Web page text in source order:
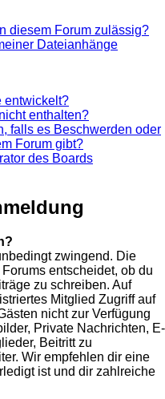
diesem Forum zulässig?
Dateianhänge
entwickelt?
enthalten?
falls es Beschwerden oder
Forum gibt?
des Boards
zwingend. Die
entscheidet, ob du
zu schreiben. Auf
Mitglied Zugriff auf
nicht zur Verfügung
Private Nachrichten, E-
Beitritt zu
Wir empfehlen dir eine
ist und dir zahlreiche